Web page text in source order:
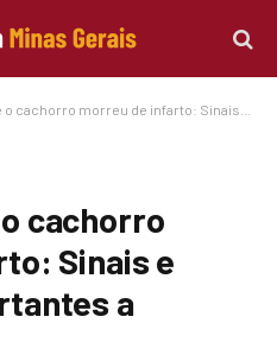
morreu de infarto: Sinais e Sintomas Importantes a Observar
cachorro
Sinais e
a